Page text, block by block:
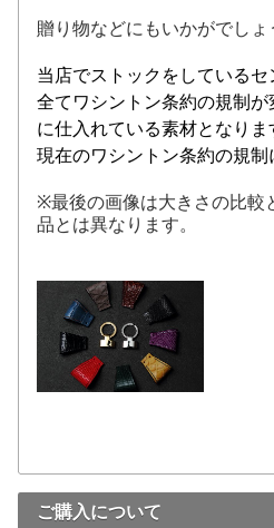
贈り物などにもいかがでしょ
当店でストックをしているセ
全てワシントン条約の規制
に仕入れている素材となりま
現在のワシントン条約の規制
※最後の画像は大きさの比較
品とは異なります。
ご購入について